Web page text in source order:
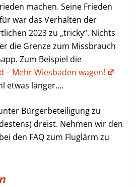
machen. Seine Frieden
war das Verhalten der
2023 zu „tricky“. Nichts
die Grenze zum Missbrauch
Zum Beispiel die
– Mehr Wiesbaden wagen!
etwas länger….
Bürgerbeteiligung zu
dreist. Nehmen wir den
den FAQ zum Fluglärm zu